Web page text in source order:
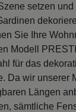
setzen und
Sie Ihre
Modell
für das
Da wir unserer
Längen
sämtliche